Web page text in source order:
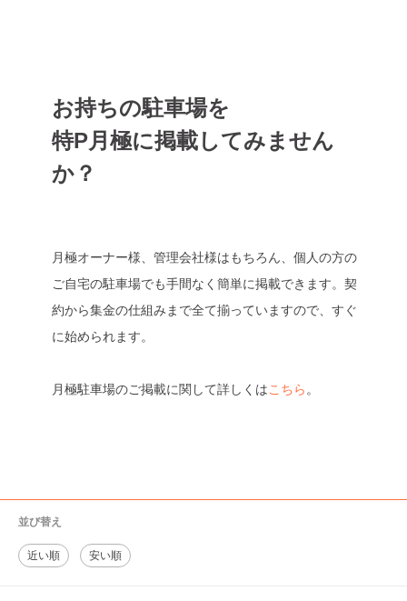
お持ちの駐車場を
特P月極に掲載してみません
か？
月極オーナー様、管理会社様はもちろん、個人の方の
ご自宅の駐車場でも手間なく簡単に掲載できます。契
約から集金の仕組みまで全て揃っていますので、すぐ
に始められます。
月極駐車場のご掲載に関して詳しくはこちら 。
並び替え
近い順 安い順